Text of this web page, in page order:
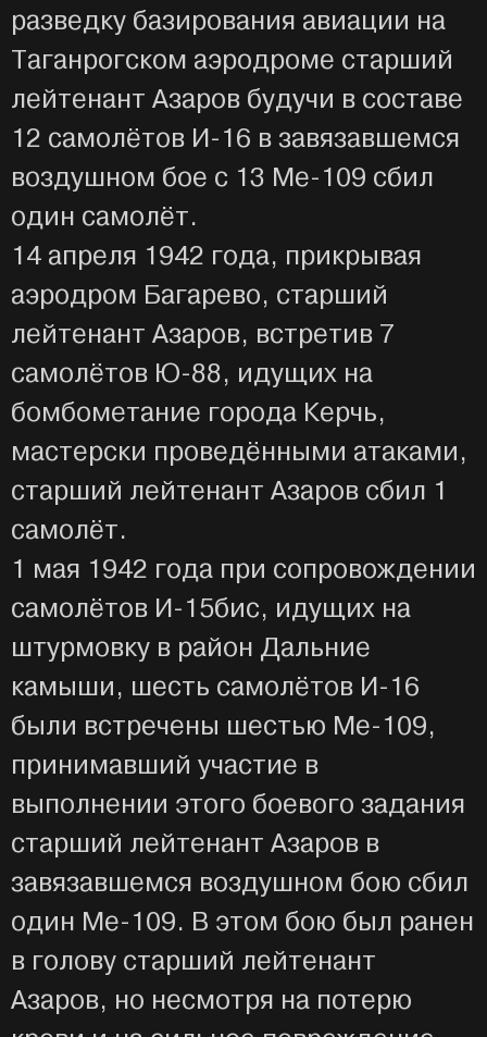
разведку базирования авиации на
Таганрогском аэродроме старший
лейтенант Азаров будучи в составе
12 самолётов И-16 в завязавшемся
воздушном бое с 13 Ме-109 сбил
один самолёт.
14 апреля 1942 года, прикрывая
аэродром Багарево, старший
лейтенант Азаров, встретив 7
самолётов Ю-88, идущих на
бомбометание города Керчь,
мастерски проведёнными атаками,
старший лейтенант Азаров сбил 1
самолёт.
1 мая 1942 года при сопровождении
самолётов И-15бис, идущих на
штурмовку в район Дальние
камыши, шесть самолётов И-16
были встречены шестью Ме-109,
принимавший участие в
выполнении этого боевого задания
старший лейтенант Азаров в
завязавшемся воздушном бою сбил
один Ме-109. В этом бою был ранен
в голову старший лейтенант
Азаров, но несмотря на потерю